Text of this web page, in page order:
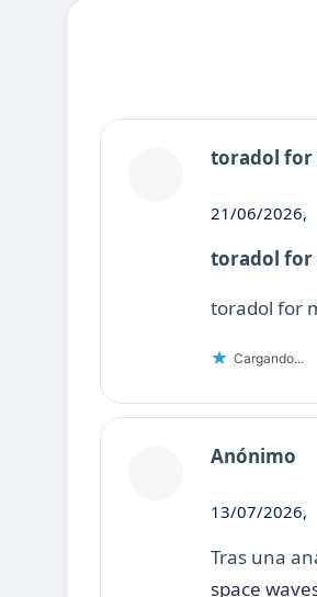
toradol for
21/06/2026,
toradol for
toradol for
Cargando...
Anónimo
13/07/2026,
Tras una
space